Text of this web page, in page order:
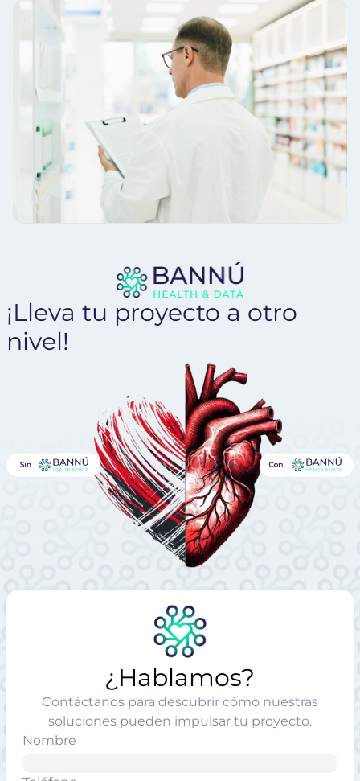
¡Lleva tu proyecto a otro
nivel!
¿Hablamos?
Contáctanos para descubrir cómo nuestras
soluciones pueden impulsar tu proyecto.
Nombre